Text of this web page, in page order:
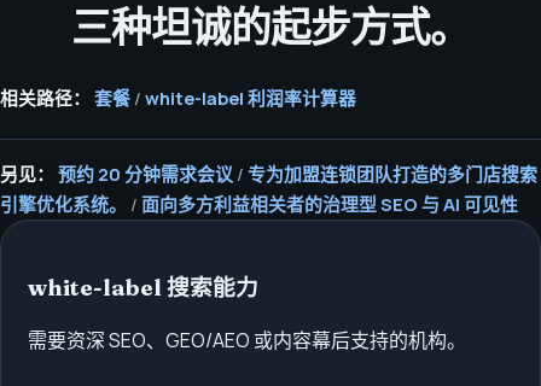
三种坦诚的起步方式。
相关路径： 套餐 / white-label 利润率计算器
另见： 预约 20 分钟需求会议 / 专为加盟连锁团队打造的多门店搜索
引擎优化系统。
/ 面向多方利益相关者的治理型 SEO 与 AI 可见性
white-label 搜索能力
需要资深 SEO、GEO/AEO 或内容幕后支持的机构。